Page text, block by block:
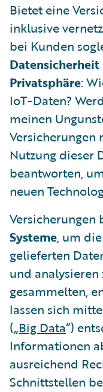
Bietet eine
inklusive
bei Kunden
Datensicherheit
Privatsphäre:
IoT-Daten?
meinen
Versicherungen
Nutzung dieser
beantworten,
neuen
Versicherungen
Systeme, um
gelieferten
und analysieren
gesammelten,
lassen sich
(„Big Data“)
Informationen
ausreichend
Schnittstellen